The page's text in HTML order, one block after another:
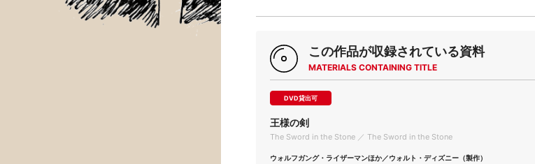
この作品が収録されている資料
MATERIALS CONTAINING TITLE
DVD貸出可
王様の剣
The Sword in the Stone ／ The Sword in the Stone
ウォルフガング・ライザーマンほか／ウォルト・ディズニー（製作）